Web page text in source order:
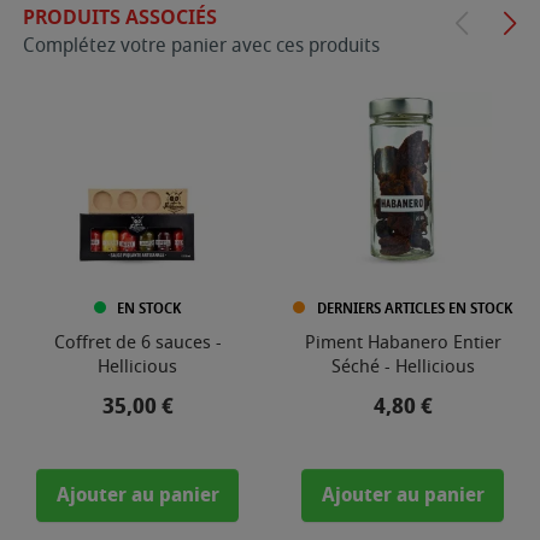
PRODUITS ASSOCIÉS
Complétez votre panier avec ces produits
EN STOCK
Coffret de 6 sauces -
Hellicious
Prix
35,00 €
Ajouter au panier
DERNIERS ARTICLES EN STOCK
Piment Habanero Entier
Séché - Hellicious
Prix
4,80 €
Ajouter au panier